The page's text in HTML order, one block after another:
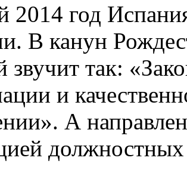
2014 год
В канун
звучит так:
и
А